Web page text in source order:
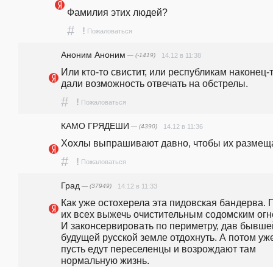
Фамилия этих людей?
# ! Пожаловаться
Аноним Аноним — (-1419) 14.12 в 11:38
Или кто-то свистит, или республикам наконец-
дали возможность отвечать на обстрелы.
# ! Пожаловаться
КАМО ГРЯДЕШИ — (4390) 14.12 в 11:36
Хохлы выпрашивают давно, чтобы их
# ! Пожаловаться
Град — (37949) 14.12 в 11:33
Как уже остохерела эта пидовская бандерва.
их всех выжечь очистительным содомским
И законсервировать по периметру, дав
будущей русской земле отдохнуть. А потом
пусть едут переселенцы и возрождают там
нормальную жизнь.